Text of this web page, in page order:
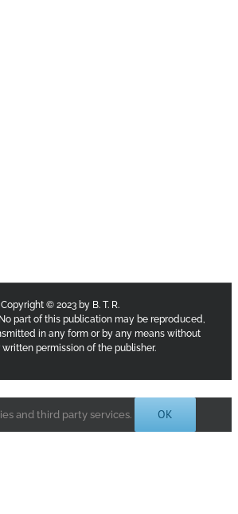
Copyright © 2023 by B. T. R.
part of this publication may be reproduced,
in any form or by any means without
written permission of the publisher.
and third party services. OK